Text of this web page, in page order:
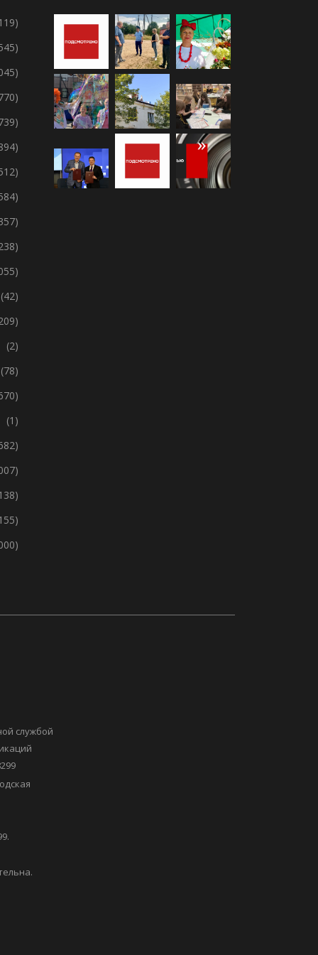
(42)
(2)
(78)
(1)
службой